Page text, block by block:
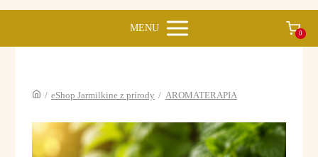
MENU 0
/ eShop Jarmilkine z prírody / AROMATERAPIA